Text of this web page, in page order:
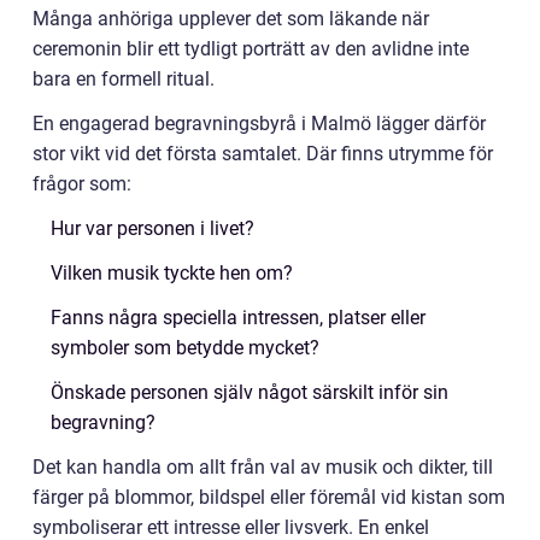
Många anhöriga upplever det som läkande när
ceremonin blir ett tydligt porträtt av den avlidne inte
bara en formell ritual.
En engagerad begravningsbyrå i Malmö lägger därför
stor vikt vid det första samtalet. Där finns utrymme för
frågor som:
Hur var personen i livet?
Vilken musik tyckte hen om?
Fanns några speciella intressen, platser eller
symboler som betydde mycket?
Önskade personen själv något särskilt inför sin
begravning?
Det kan handla om allt från val av musik och dikter, till
färger på blommor, bildspel eller föremål vid kistan som
symboliserar ett intresse eller livsverk. En enkel